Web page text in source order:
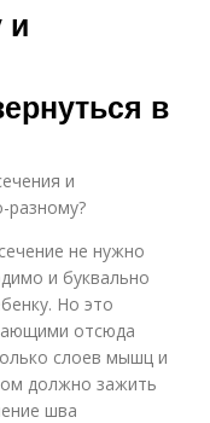
и
в
и
разному?
не нужно
и буквально
Но это
отсюда
слоев мышц и
должно зажить
шва